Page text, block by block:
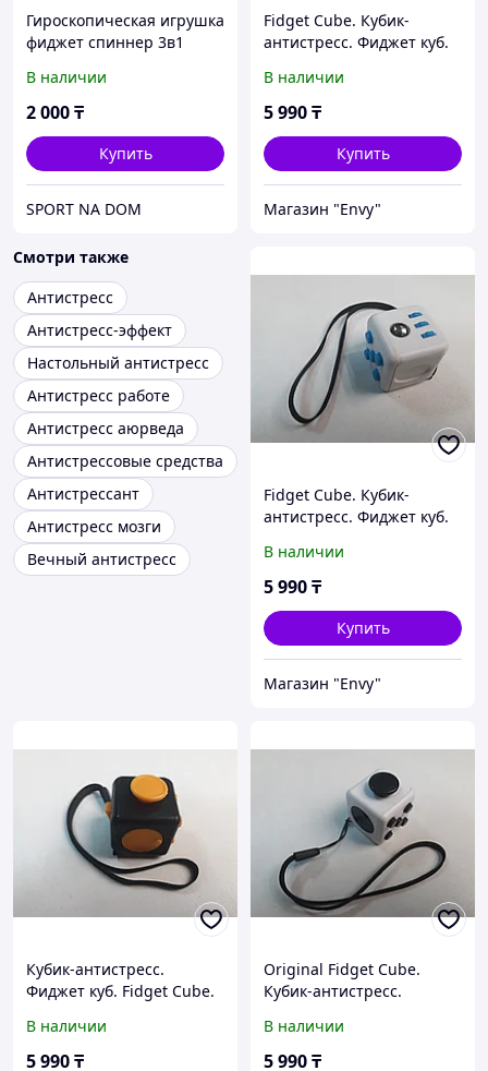
Гироскопическая игрушка
фиджет спиннер 3в1
В наличии
2 000₸
Купить
SPORT NA DOM
Fidget Cube. Кубик-
антистресс. Фиджет куб.
Kaspi RED
В наличии
5 990₸
Купить
Магазин "Envy"
Смотри также
Антистресс
Антистресс-эффект
Настольный антистресс
Антистресс работе
Антистресс аюрведа
Антистрессовые средства
Антистрессант
Антистресс мозги
Вечный антистресс
Fidget Cube. Кубик-
антистресс. Фиджет куб.
Kaspi RED
В наличии
5 990₸
Купить
Магазин "Envy"
Кубик-антистресс.
Фиджет куб. Fidget Cube.
Рассрочка.
В наличии
5 990₸
Original Fidget Cube.
Кубик-антистресс.
Рассрочка.
В наличии
5 990₸